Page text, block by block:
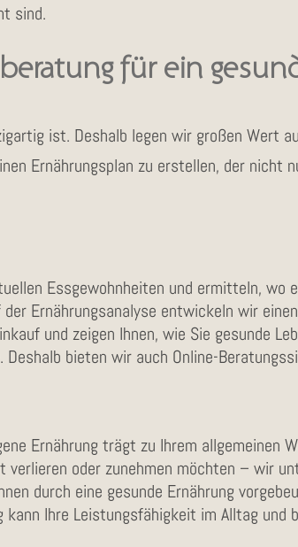
sind.
für ein
ist. Deshalb legen wir großen Wert
Ernährungsplan zu erstellen, der nicht
Essgewohnheiten und ermitteln, wo
der Ernährungsanalyse entwickeln wir
und zeigen Ihnen, wie Sie gesunde
bieten wir auch Online-
Ernährung trägt zu Ihrem allgemeinen
verlieren oder zunehmen möchten – wir
durch eine gesunde Ernährung
kann Ihre Leistungsfähigkeit im Alltag und